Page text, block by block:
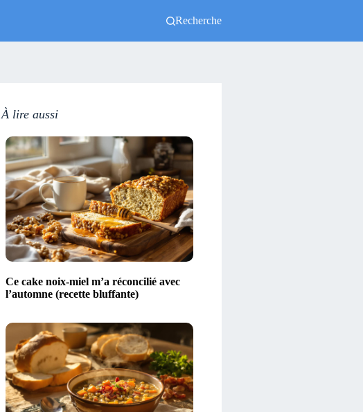
Recherche
À lire aussi
Ce cake noix-miel m’a réconcilié avec
l’automne (recette bluffante)